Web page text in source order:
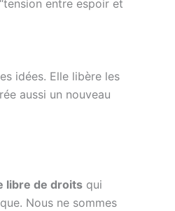
entre espoir et
idées. Elle libère les
aussi un nouveau
libre de droits qui
Nous ne sommes